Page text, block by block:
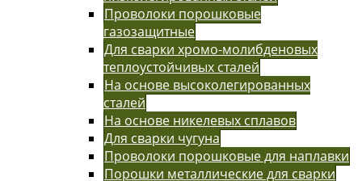
Проволоки порошковые
газозащитные
Для сварки хромо-молибденовых
теплоустойчивых сталей
На основе высоколегированных
сталей
На основе никелевых сплавов
Для сварки чугуна
Проволоки порошковые для наплавки
Порошки металлические для сварки